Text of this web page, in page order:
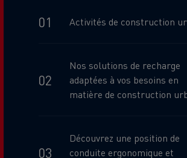
Activités de construction
Nos solutions de recharge
adaptées à vos besoins en
matière de construction
Découvrez une position de
conduite ergonomique et